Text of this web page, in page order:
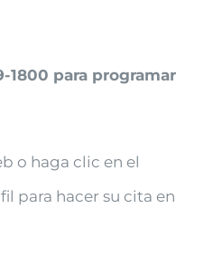
1800 para programar
o haga clic en el
para hacer su cita en